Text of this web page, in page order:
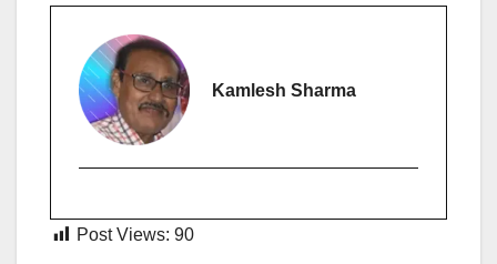
Kamlesh Sharma
Post Views: 90